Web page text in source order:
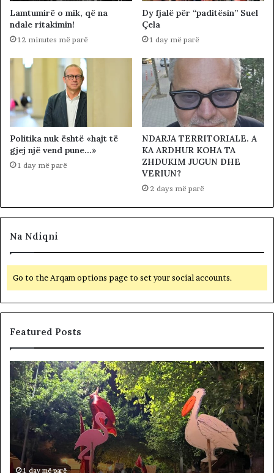
Lamtumirë o mik, që na
ndale ritakimin!
12 minutes më parë
Dy fjalë për “paditësin” Suel
Çela
1 day më parë
Politika nuk është «hajt të
gjej një vend pune…»
1 day më parë
NDARJA TERRITORIALE. A
KA ARDHUR KOHA TA
ZHDUKIM JUGUN DHE
VERIUN?
2 days më parë
Na Ndiqni
Go to the Arqam options page to set your social accounts.
Featured Posts
D
y
f
j
p
ë
1 day më parë